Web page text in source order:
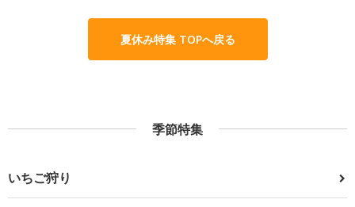
夏休み特集 TOPへ戻る
季節特集
いちご狩り